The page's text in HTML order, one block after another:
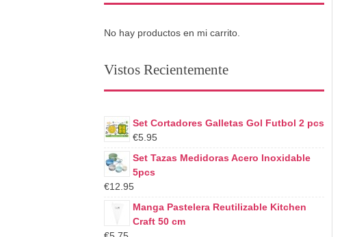
No hay productos en mi carrito.
Vistos Recientemente
Set Cortadores Galletas Gol Futbol 2 pcs
€5.95
Set Tazas Medidoras Acero Inoxidable
5pcs
€12.95
Manga Pastelera Reutilizable Kitchen
Craft 50 cm